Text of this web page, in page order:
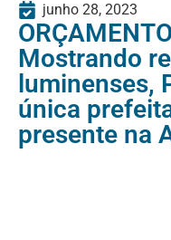
junho 28, 2023
Mostrando
luminenses,
única
presente na